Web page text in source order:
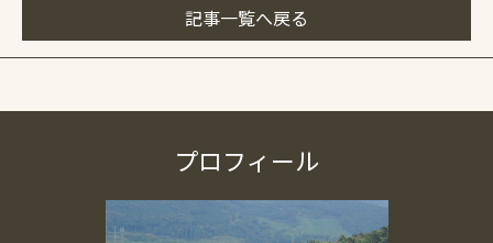
記事一覧へ戻る
プロフィール